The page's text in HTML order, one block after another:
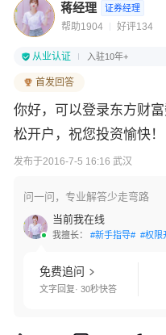
蒋经理 证券经理
帮助1904 好评134
从业认证 入驻10年+
首发回答
你好，可以登录东方财
松开户，祝您投资愉快！
发布于2016-7-5 16:16 武汉
问一问，专业解答少走弯路
当前我在线
我擅长： #新手指导# #权限
免费追问
文字回复· 30秒快答